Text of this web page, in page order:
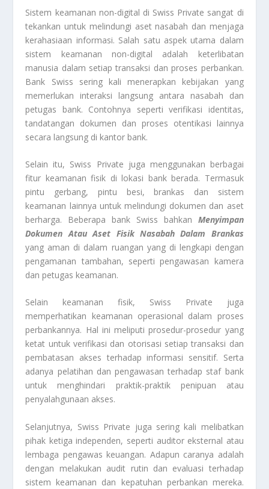
Sistem keamanan non-digital di Swiss Private sangat di
tekankan untuk melindungi aset nasabah dan menjaga
kerahasiaan informasi. Salah satu aspek utama dalam
sistem keamanan non-digital adalah keterlibatan
manusia dalam setiap transaksi dan proses perbankan.
Bank Swiss sering kali menerapkan kebijakan yang
memerlukan interaksi langsung antara nasabah dan
petugas bank. Contohnya seperti verifikasi identitas,
tandatangan dokumen dan proses otentikasi lainnya
secara langsung di kantor bank.
Selain itu, Swiss Private juga menggunakan berbagai
fitur keamanan fisik di lokasi bank berada. Termasuk
pintu gerbang, pintu besi, brankas dan sistem
keamanan lainnya untuk melindungi dokumen dan aset
berharga. Beberapa bank Swiss bahkan Menyimpan
Dokumen Atau Aset Fisik Nasabah Dalam Brankas
yang aman di dalam ruangan yang di lengkapi dengan
pengamanan tambahan, seperti pengawasan kamera
dan petugas keamanan.
Selain keamanan fisik, Swiss Private juga
memperhatikan keamanan operasional dalam proses
perbankannya. Hal ini meliputi prosedur-prosedur yang
ketat untuk verifikasi dan otorisasi setiap transaksi dan
pembatasan akses terhadap informasi sensitif. Serta
adanya pelatihan dan pengawasan terhadap staf bank
untuk menghindari praktik-praktik penipuan atau
penyalahgunaan akses.
Selanjutnya, Swiss Private juga sering kali melibatkan
pihak ketiga independen, seperti auditor eksternal atau
lembaga pengawas keuangan. Adapun caranya adalah
dengan melakukan audit rutin dan evaluasi terhadap
sistem keamanan dan kepatuhan perbankan mereka.